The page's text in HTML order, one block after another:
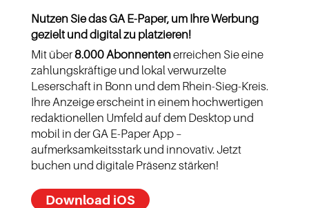
Nutzen Sie das GA E-Paper, um Ihre Werbung
gezielt und digital zu platzieren!
Mit über8.000 Abonnentenerreichen Sie eine
zahlungskräftige und lokal verwurzelte
Leserschaft in Bonn und dem Rhein-Sieg-Kreis.
Ihre Anzeige erscheint in einem hochwertigen
redaktionellen Umfeld auf dem Desktop und
mobil in der GA E-Paper App –
aufmerksamkeitsstark und innovativ. Jetzt
buchen und digitale Präsenz stärken!
Download iOS